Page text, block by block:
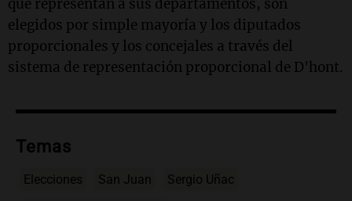
que representan a sus departamentos, son
elegidos por simple mayoría y los diputados
proporcionales y los concejales a través del
sistema de representación proporcional de D'hont.
Temas
Elecciones San Juan Sergio Uñac